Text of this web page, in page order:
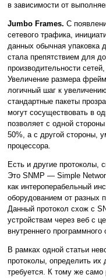
в зависимости от
Jumbo Frames. С
сетевого трафика,
данных обычная упаковка
стала препятствием для
производительности
Увеличение размера
логичный шаг к
стандартные пакеты
могут сосуществовать в
позволяет с одной
50%, а с другой стороны,
процессора.
Есть и другие протоколы,
Это SNMP — Simple
как интероперабельный
оборудованием от разных
Данный протокол схож с
устройствам через веб с
внутреннего программного
В рамках одной статьи
протоколы, определить их
требуется. К тому же само